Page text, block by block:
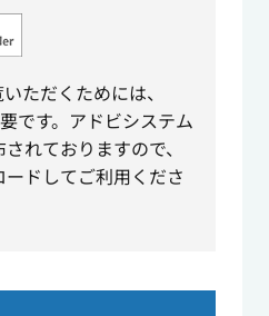
ただくためには、
です。アドビシステム
れておりますので、
ドしてご利用くださ